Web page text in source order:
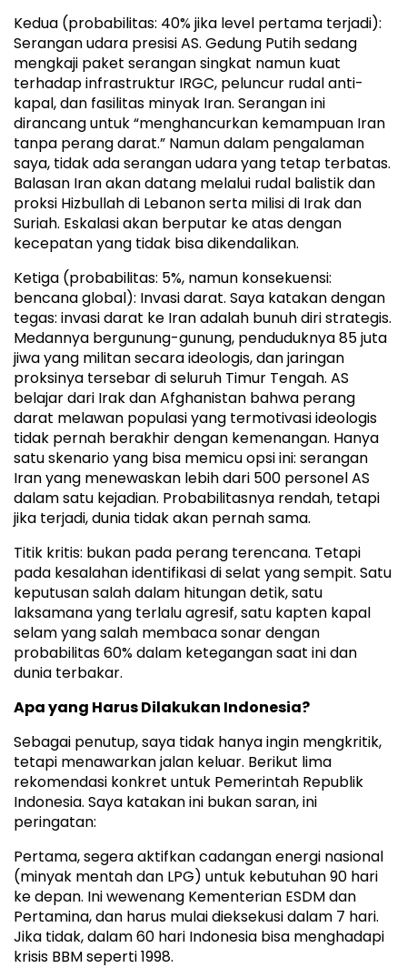
Kedua (probabilitas: 40% jika level pertama terjadi):
Serangan udara presisi AS. Gedung Putih sedang
mengkaji paket serangan singkat namun kuat
terhadap infrastruktur IRGC, peluncur rudal anti-
kapal, dan fasilitas minyak Iran. Serangan ini
dirancang untuk “menghancurkan kemampuan Iran
tanpa perang darat.” Namun dalam pengalaman
saya, tidak ada serangan udara yang tetap terbatas.
Balasan Iran akan datang melalui rudal balistik dan
proksi Hizbullah di Lebanon serta milisi di Irak dan
Suriah. Eskalasi akan berputar ke atas dengan
kecepatan yang tidak bisa dikendalikan.
Ketiga (probabilitas: 5%, namun konsekuensi:
bencana global): Invasi darat. Saya katakan dengan
tegas: invasi darat ke Iran adalah bunuh diri strategis.
Medannya bergunung-gunung, penduduknya 85 juta
jiwa yang militan secara ideologis, dan jaringan
proksinya tersebar di seluruh Timur Tengah. AS
belajar dari Irak dan Afghanistan bahwa perang
darat melawan populasi yang termotivasi ideologis
tidak pernah berakhir dengan kemenangan. Hanya
satu skenario yang bisa memicu opsi ini: serangan
Iran yang menewaskan lebih dari 500 personel AS
dalam satu kejadian. Probabilitasnya rendah, tetapi
jika terjadi, dunia tidak akan pernah sama.
Titik kritis: bukan pada perang terencana. Tetapi
pada kesalahan identifikasi di selat yang sempit. Satu
keputusan salah dalam hitungan detik, satu
laksamana yang terlalu agresif, satu kapten kapal
selam yang salah membaca sonar dengan
probabilitas 60% dalam ketegangan saat ini dan
dunia terbakar.
Apa yang Harus Dilakukan Indonesia?
Sebagai penutup, saya tidak hanya ingin mengkritik,
tetapi menawarkan jalan keluar. Berikut lima
rekomendasi konkret untuk Pemerintah Republik
Indonesia. Saya katakan ini bukan saran, ini
peringatan:
Pertama, segera aktifkan cadangan energi nasional
(minyak mentah dan LPG) untuk kebutuhan 90 hari
ke depan. Ini wewenang Kementerian ESDM dan
Pertamina, dan harus mulai dieksekusi dalam 7 hari.
Jika tidak, dalam 60 hari Indonesia bisa menghadapi
krisis BBM seperti 1998.